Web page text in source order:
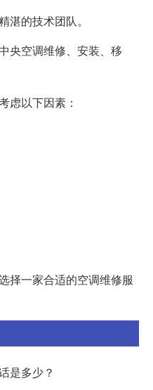
湛的技术团队。
央空调维修、安装、移
虑以下因素：
择一家合适的空调维修服
是多少？